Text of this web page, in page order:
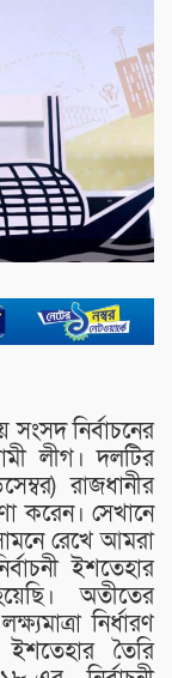
সংসদ নির্বাচনের
লীগ। দলটির
রাজধানীর
করেন। সেখানে
রেখে আমরা
ইশতেহার
অতীতের
নির্ধারণ
ইশতেহার তৈরি